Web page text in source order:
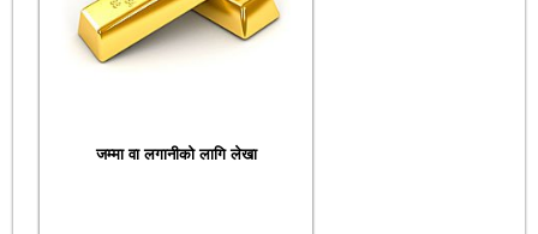
जम्मा वा लगानीको लागि लेखा